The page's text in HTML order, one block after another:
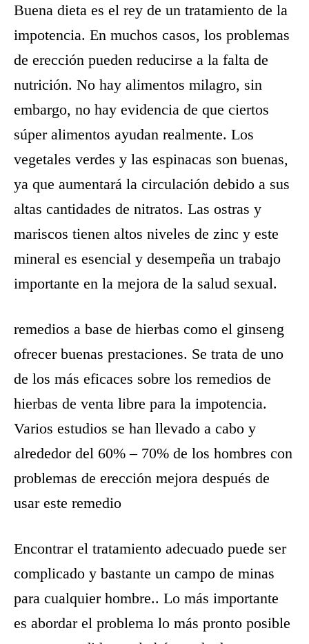
Buena dieta es el rey de un tratamiento de la
impotencia. En muchos casos, los problemas
de erección pueden reducirse a la falta de
nutrición. No hay alimentos milagro, sin
embargo, no hay evidencia de que ciertos
súper alimentos ayudan realmente. Los
vegetales verdes y las espinacas son buenas,
ya que aumentará la circulación debido a sus
altas cantidades de nitratos. Las ostras y
mariscos tienen altos niveles de zinc y este
mineral es esencial y desempeña un trabajo
importante en la mejora de la salud sexual.
remedios a base de hierbas como el ginseng
ofrecer buenas prestaciones. Se trata de uno
de los más eficaces sobre los remedios de
hierbas de venta libre para la impotencia.
Varios estudios se han llevado a cabo y
alrededor del 60% – 70% de los hombres con
problemas de erección mejora después de
usar este remedio
Encontrar el tratamiento adecuado puede ser
complicado y bastante un campo de minas
para cualquier hombre.. Lo más importante
es abordar el problema lo más pronto posible